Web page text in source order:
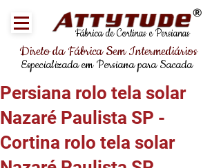
Fábrica de Cortinas e Persianas
®
Direto da Fábrica Sem Intermediários
Especializada em Persiana para Sacada
Persiana rolo tela solar
Nazaré Paulista SP -
Cortina rolo tela solar